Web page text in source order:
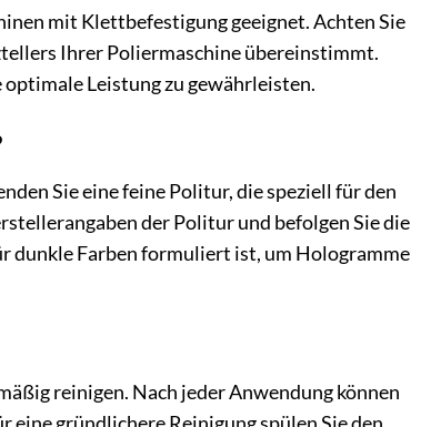
mit Klettbefestigung geeignet. Achten Sie
Ihrer Poliermaschine übereinstimmt.
Leistung zu gewährleisten.
Sie eine feine Politur, die speziell für den
der Politur und befolgen Sie die
dunkle Farben formuliert ist, um Hologramme
reinigen. Nach jeder Anwendung können